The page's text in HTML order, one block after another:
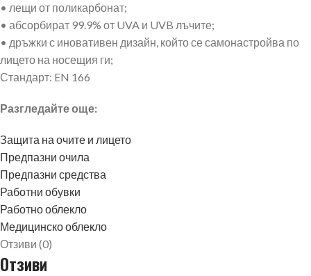
• лещи от поликарбонат;
• абсорбират 99.9% от UVA и UVB лъчите;
• дръжки с иновативен дизайн, който се самонастройва по
лицето на носещия ги;
Стандарт: EN 166
Разгледайте още:
Защита на очите и лицето
Предпазни очила
Предпазни средства
Работни обувки
Работно облекло
Медицинско облекло
Отзиви (0)
Отзиви